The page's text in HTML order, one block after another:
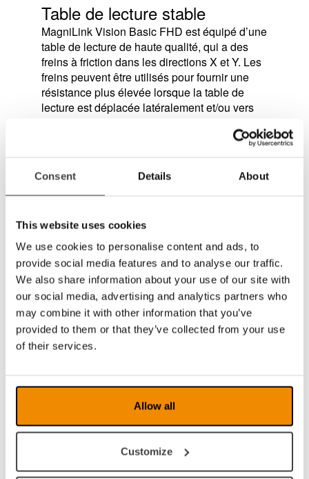
Consent Details About
This website uses cookies
We use cookies to personalise content and ads, to
provide social media features and to analyse our traffic.
We also share information about your use of our site with
our social media, advertising and analytics partners who
may combine it with other information that you’ve
provided to them or that they’ve collected from your use
of their services.
Allow all
Customize
Table de lecture stable
MagniLink Vision Basic FHD est équipé d’une
table de lecture de haute qualité, qui a des
freins à friction dans les directions X et Y. Les
freins peuvent être utilisés pour fournir une
résistance plus élevée lorsque la table de
lecture est déplacée latéralement et/ou vers
être utilisés pour verrouiller la table de lecture
Qualité d’image et design
stable et sans scintillement avec un contraste
élevé et des couleurs claires. Il est conçu de
manière ergonomique pour une facilité
d’utilisation maximale et dispose d’un écran
au design fin pour une expression moderne.
Caractéristiques et bénéfices
Haute qualité.
Écran au format large avec un contraste
et une luminosité élevée.
Table de lecture stable et robuste.
Haute qualité d’image (FHD) avec une
image stable et sans scintillement.
Éclairage LED moderne pour un niveau